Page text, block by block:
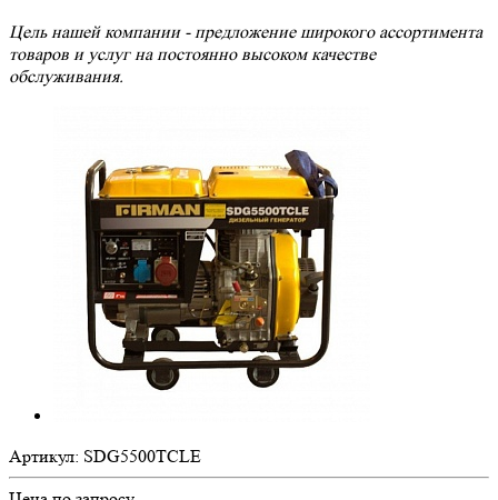
Цель нашей компании - предложение широкого ассортимента
товаров и услуг на постоянно высоком качестве
обслуживания.
Артикул: SDG5500TCLE